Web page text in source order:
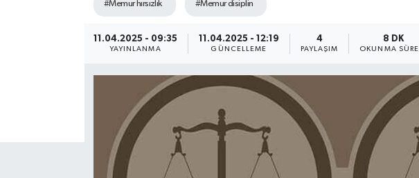
#Memur hırsızlık #Memur disiplin
11.04.2025 - 09:35
YAYINLANMA
11.04.2025 - 12:19
GÜNCELLEME
4
PAYLAŞIM
8 DK
OKUNMA